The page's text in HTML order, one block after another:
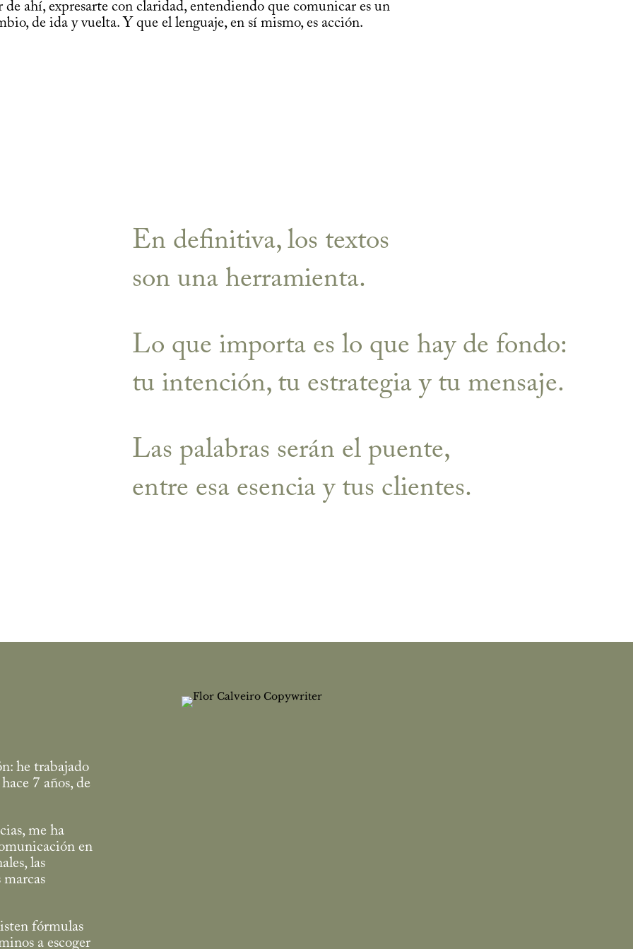
de ahí, expresarte con claridad, entendiendo que comunicar es un
de ida y vuelta. Y que el lenguaje, en sí mismo, es acción.
En definitiva, los textos
son una herramienta.
Lo que importa es lo que hay de fondo:
tu intención, tu estrategia y tu mensaje.
Las palabras serán el puente,
entre esa esencia y tus clientes.
he trabajado
7 años, de
me ha
en
las
marcas
fórmulas
a escoger